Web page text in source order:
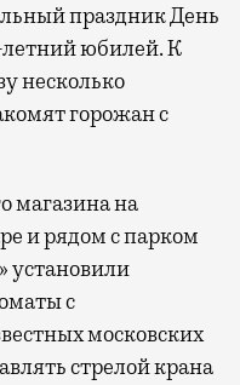
летний юбилей. К
несколько
горожан с
магазина на
и рядом с парком
установили
с
московских
стрелой крана